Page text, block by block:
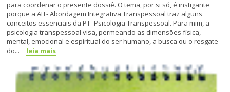
para coordenar o presente dossiê. O tema, por si só, é instigante
porque a AIT- Abordagem Integrativa Transpessoal traz alguns
conceitos essenciais da PT- Psicologia Transpessoal. Para mim, a
psicologia transpessoal visa, permeando as dimensões física,
mental, emocional e espiritual do ser humano, a busca ou o resgate
do...
leia mais